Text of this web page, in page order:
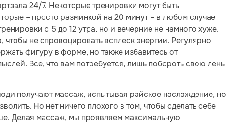
24/7. Некоторые тренировки могут быть
– просто разминкой на 20 минут – в любом случае
с 5 до 12 утра, но и вечерние не намного хуже.
чтобы не спровоцировать всплеск энергии. Регулярно
фигуру в форме, но также избавитесь от
Все, что вам потребуется, лишь побороть свою лень
получают массаж, испытывая райское наслаждение, но
Но нет ничего плохого в том, чтобы сделать себе
Делая массаж, мы проявляем максимальную